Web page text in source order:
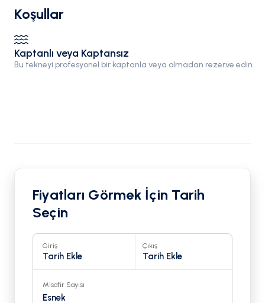
Koşullar
Kaptanlı veya Kaptansız
Bu tekneyi profesyonel bir kaptanla veya olmadan rezerve edin.
Fiyatları Görmek İçin Tarih
Seçin
Giriş
Tarih Ekle
Çıkış
Tarih Ekle
Misafir Sayısı
Esnek